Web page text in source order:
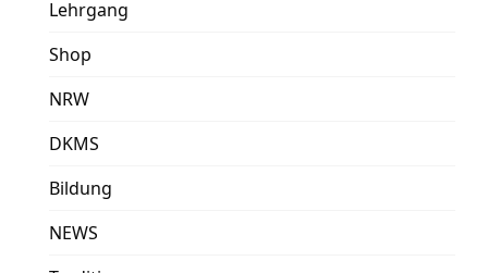
Lehrgang
Shop
NRW
DKMS
Bildung
NEWS